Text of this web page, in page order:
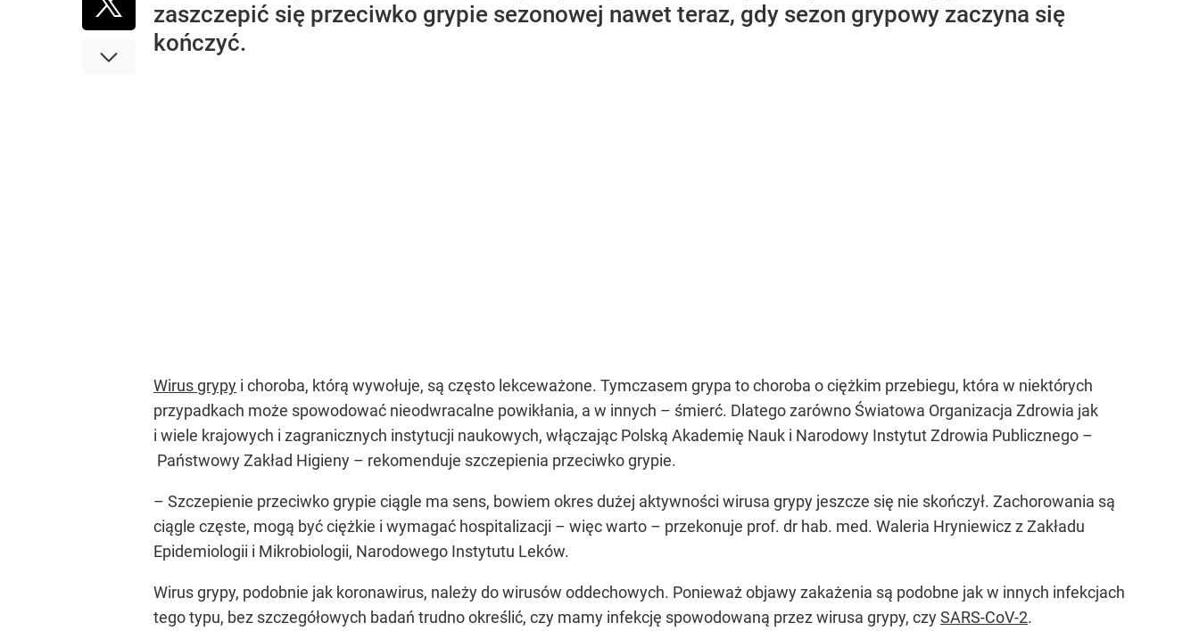
zaszczepić się przeciwko grypie sezonowej nawet teraz, gdy sezon grypowy zaczyna się
kończyć.
Wirus grypy i choroba, którą wywołuje, są często lekceważone. Tymczasem grypa to choroba o ciężkim przebiegu, która w niektórych
przypadkach może spowodować nieodwracalne powikłania, a w innych – śmierć. Dlatego zarówno Światowa Organizacja Zdrowia jak
i wiele krajowych i zagranicznych instytucji naukowych, włączając Polską Akademię Nauk i Narodowy Instytut Zdrowia Publicznego –
Państwowy Zakład Higieny – rekomenduje szczepienia przeciwko grypie.
– Szczepienie przeciwko grypie ciągle ma sens, bowiem okres dużej aktywności wirusa grypy jeszcze się nie skończył. Zachorowania są
ciągle częste, mogą być ciężkie i wymagać hospitalizacji – więc warto – przekonuje prof. dr hab. med. Waleria Hryniewicz z Zakładu
Epidemiologii i Mikrobiologii, Narodowego Instytutu Leków.
Wirus grypy, podobnie jak koronawirus, należy do wirusów oddechowych. Ponieważ objawy zakażenia są podobne jak w innych infekcjach
tego typu, bez szczegółowych badań trudno określić, czy mamy infekcję spowodowaną przez wirusa grypy, czySARS-CoV-2.